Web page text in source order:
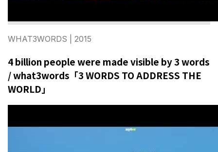
WHAT3WORDS | 2015
4 billion people were made visible by 3 words
/ what3words「3 WORDS TO ADDRESS THE
WORLD」